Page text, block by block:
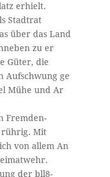
erhielt.
Stadtrat
über das Land­
zu er­
Güter, die
Aufschwung ge­
Mühe und Ar­
Fremden­-
rührig. Mit
von allem An­
der bll8-